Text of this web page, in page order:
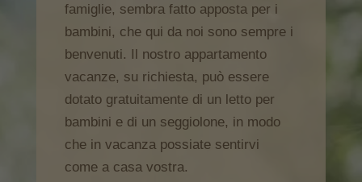
famiglie, sembra fatto apposta per i
bambini, che qui da noi sono sempre i
benvenuti. Il nostro appartamento
vacanze, su richiesta, può essere
dotato gratuitamente di un letto per
bambini e di un seggiolone, in modo
che in vacanza possiate sentirvi
come a casa vostra.